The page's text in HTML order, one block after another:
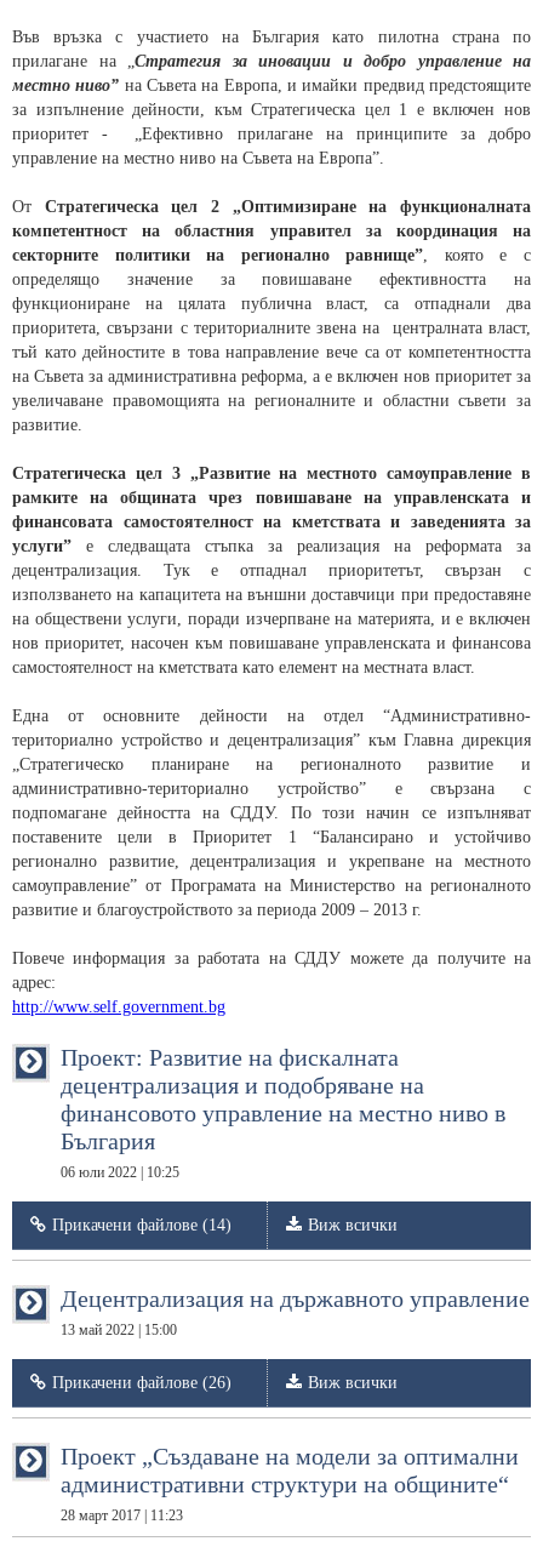
Във връзка с участието на България като пилотна страна по
прилагане на „Стратегия за иновации и добро управление на
местно ниво” на Съвета на Европа, и имайки предвид предстоящите
за изпълнение дейности, към Стратегическа цел 1 е включен нов
приоритет - „Ефективно прилагане на принципите за добро
управление на местно ниво на Съвета на Европа”.
От Стратегическа цел 2 „Оптимизиране на функционалната
компетентност на областния управител за координация на
секторните политики на регионално равнище”, която е с
определящо значение за повишаване ефективността на
функциониране на цялата публична власт, са отпаднали два
приоритета, свързани с териториалните звена на централната власт,
тъй като дейностите в това направление вече са от компетентността
на Съвета за административна реформа, а е включен нов приоритет за
увеличаване правомощията на регионалните и областни съвети за
развитие.
Стратегическа цел 3 „Развитие на местното самоуправление в
рамките на общината чрез повишаване на управленската и
финансовата самостоятелност на кметствата и заведенията за
услуги” е следващата стъпка за реализация на реформата за
децентрализация. Тук е отпаднал приоритетът, свързан с
използването на капацитета на външни доставчици при предоставяне
на обществени услуги, поради изчерпване на материята, и е включен
нов приоритет, насочен към повишаване управленската и финансова
самостоятелност на кметствата като елемент на местната власт.
Една от основните дейности на отдел “Административно-
териториално устройство и децентрализация” към Главна дирекция
„Стратегическо планиране на регионалното развитие и
административно-териториално устройство” е свързана с
подпомагане дейността на СДДУ. По този начин се изпълняват
поставените цели в Приоритет 1 “Балансирано и устойчиво
регионално развитие, децентрализация и укрепване на местното
самоуправление” от Програмата на Министерство на регионалното
развитие и благоустройството за периода 2009 – 2013 г.
Повече информация за работата на СДДУ можете да получите на
адрес:
http://www.self.government.bg
Проект: Развитие на фискалната
децентрализация и подобряване на
финансовото управление на местно ниво в
България
06 юли 2022 | 10:25
Прикачени файлове (14) Виж всички
Децентрализация на държавното управление
13 май 2022 | 15:00
Прикачени файлове (26) Виж всички
Проект „Създаване на модели за оптимални
административни структури на общините“
28 март 2017 | 11:23